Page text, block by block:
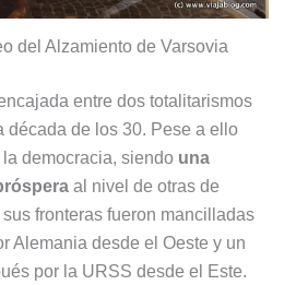
del Alzamiento de Varsovia
entre dos totalitarismos
década de los 30. Pese a ello
democracia, siendo una
al nivel de otras de
fronteras fueron mancilladas
Alemania desde el Oeste y un
por la URSS desde el Este.